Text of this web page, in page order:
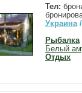
Тел:
Украина
Рыбалка
Белый
Отдых